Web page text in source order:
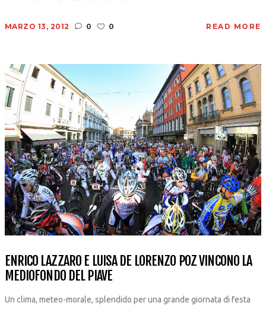
MARZO 13, 2012 0 0 READ MORE
ENRICO LAZZARO E LUISA DE LORENZO POZ VINCONO LA
MEDIOFONDO DEL PIAVE
Un clima, meteo-morale, splendido per una grande giornata di festa